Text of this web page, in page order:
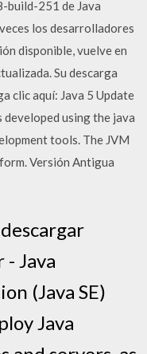
build-251 de Java
los desarrolladores
disponible, vuelve en
Su descarga
clic aquí: Java 5 Update
developed using the java
tools. The JVM
Versión Antigua
Java
(Java SE)
Java